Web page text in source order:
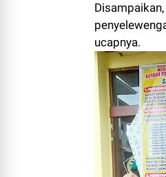
ucapnya.